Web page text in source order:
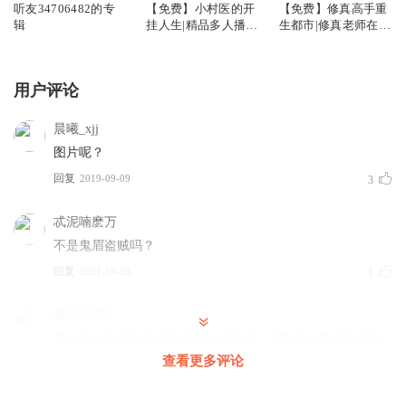
听友34706482的专
辑
【免费】小村医的开
挂人生|精品多人播有
【免费】修真高手重
生都市|修真老师在都
用户评论
晨曦_xjj
图片呢？
回复 2019-09-09 3
忒泥喃麽万
不是鬼眉盗贼吗？
回复
中, 主讲人真高呀😂查看更多评论